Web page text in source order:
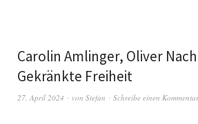
Carolin Amlinger, Oliver
Gekränkte Freiheit
27. April 2024 von Stefan Schreibe einen Kommentar